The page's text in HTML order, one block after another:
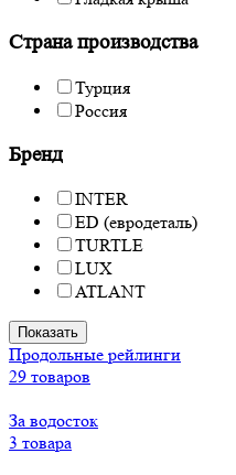
Страна производства
Турция
Россия
Бренд
INTER
ED (евродеталь)
TURTLE
LUX
ATLANT
Показать
Продольные рейлинги
29 товаров
За водосток
3 товара